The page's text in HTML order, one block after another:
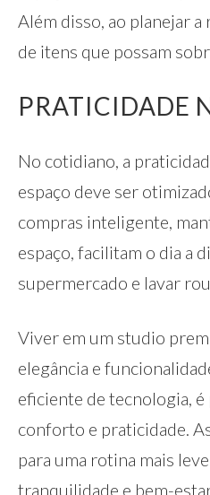
Além disso, ao planejar
de itens que possam
PRATICIDADE
No cotidiano, a
espaço deve ser
compras inteligente,
espaço, facilitam o dia a
supermercado e lavar
Viver em um studio
elegância e
eficiente de tecnologia,
conforto e praticidade.
para uma rotina mais
tranquilidade e bem-